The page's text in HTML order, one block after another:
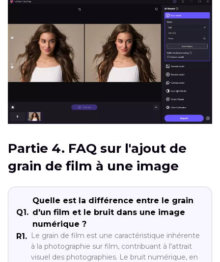
Partie 4. FAQ sur l'ajout de
grain de film à une image
Q1.
Quelle est la différence entre le grain
d'un film et le bruit dans une image
numérique ?
R1. Le grain de film est une caractéristique inhérente
à la photographie sur film, contribuant à l'attrait
visuel des photographies. Le bruit numérique, en